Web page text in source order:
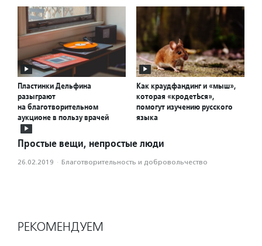
Пластинки Дельфина
разыграют
на благотворительном
аукционе в пользу врачей
Как краудфандинг и «мыш»,
которая «кродетЬся»,
помогут изучению русского
языка
Простые вещи, непростые люди
26.02.2019 · Благотвори­тель­ность и доброволь­чест­во
РЕКОМЕНДУЕМ